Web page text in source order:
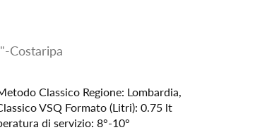
Costaripa
Classico Regione: Lombardia,
VSQ Formato (Litri): 0.75 lt
di servizio: 8°-10°